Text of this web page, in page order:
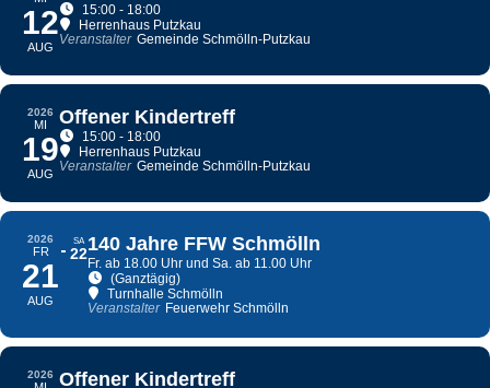
12
AUG
15:00 - 18:00
Herrenhaus Putzkau
Veranstalter Gemeinde Schmölln-Putzkau
2026
MI
19
AUG
Offener Kindertreff
15:00 - 18:00
Herrenhaus Putzkau
Veranstalter Gemeinde Schmölln-Putzkau
2026
FR
21
AUG
SA
22140 Jahre FFW Schmölln
Fr. ab 18.00 Uhr und Sa. ab 11.00 Uhr
(Ganztägig)
Turnhalle Schmölln
Veranstalter Feuerwehr Schmölln
2026 Offener Kindertreff